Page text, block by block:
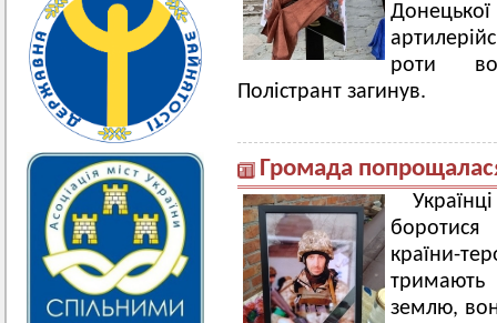
роти
Полістрант загинув.
Громада
країни-
землю,